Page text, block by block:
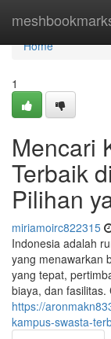
Home
Home
1
Mencari
Terbaik
Pilihan
miriamoirc822315
Indonesia adalah
yang menawarkan
yang tepat,
biaya, dan fasilitas.
https://
kampus-swasta-